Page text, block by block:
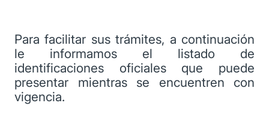
Para facilitar sus trámites, a continuación
le informamos el listado de
identificaciones oficiales que puede
presentar mientras se encuentren con
vigencia.